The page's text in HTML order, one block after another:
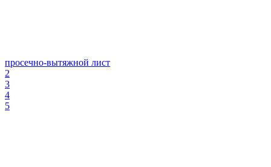
просечно-вытяжной лист
2
3
4
5